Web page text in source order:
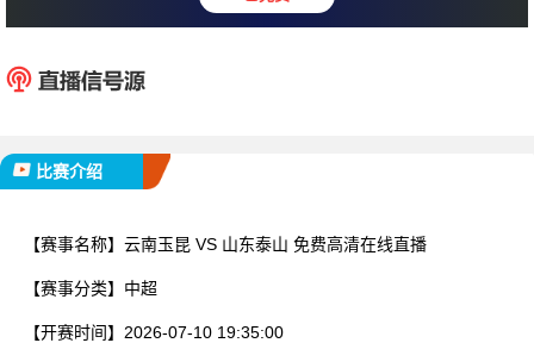
云南玉昆 0 : 0 山东
比赛介绍
【赛事名称】 云南玉昆 VS 山东泰山 免费高清在线直播
【赛事分类】 中超
【开赛时间】 2026-07-10 19:35:00